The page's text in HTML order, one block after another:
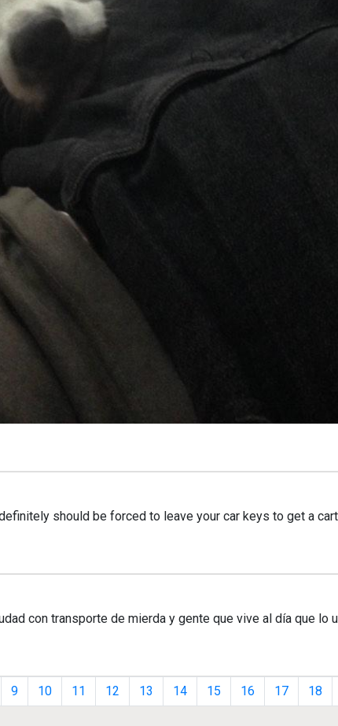
should be forced to leave your car keys to get a
con transporte de mierda y gente que vive al día que
9 10 11 12 13 14 15 16 17 18